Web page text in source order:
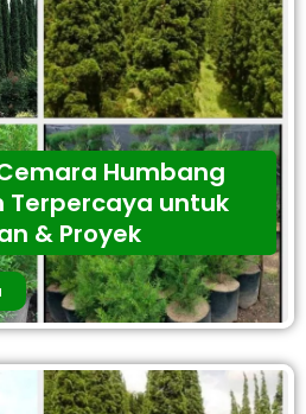
Humbang
Terpercaya untuk
& Proyek